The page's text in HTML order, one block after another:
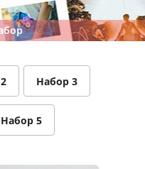
Набор 3
Набор 5